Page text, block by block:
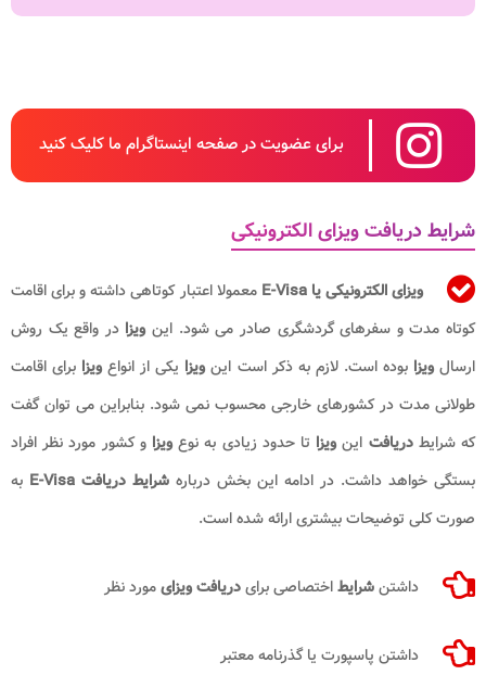
برای عضویت در صفحه اینستاگرام ما کلیک کنید
شرایط دریافت ویزای الکترونیکی
ویزای الکترونیکی یا E-Visa
معمولا اعتبار کوتاهی داشته و برای اقامت
کوتاه مدت و سفرهای گردشگری صادر می شود. این ویزا در واقع یک روش
ارسالویزا بوده است. لازم به ذکر است این ویزا یکی از انواع ویزا برای اقامت
طولانی مدت در کشورهای خارجی محسوب نمی شود. بنابراین می توان گفت
که شرایطدریافت این ویزا تا حدود زیادی به نوعویزاو کشور مورد نظر افراد
بستگی خواهد داشت. در ادامه این بخش درباره شرایط دریافت E-Visa
به
صورت کلی توضیحات بیشتری ارائه شده است.
داشتنشرایطاختصاصی برایدریافت ویزایمورد نظر
داشتن پاسپورت یا گذرنامه معتبر